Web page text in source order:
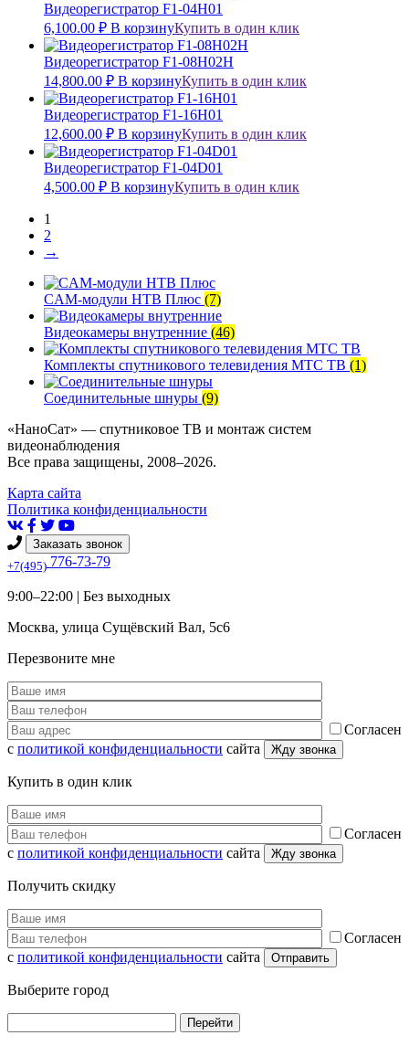
Видеорегистратор F1-04H01
6,100.00 ₽ В корзинуКупить в один клик
Видеорегистратор F1-08H02H
14,800.00 ₽ В корзинуКупить в один клик
Видеорегистратор F1-16H01
12,600.00 ₽ В корзинуКупить в один клик
Видеорегистратор F1-04D01
4,500.00 ₽ В корзинуКупить в один клик
1
2
→
CAM-модули НТВ Плюс (7)
Видеокамеры внутренние (46)
Комплекты спутникового телевидения МТС ТВ (1)
Соединительные шнуры (9)
«НаноСат» — спутниковое ТВ и монтаж систем
видеонаблюдения
Все права защищены, 2008–2026.
Карта сайта
Политика конфиденциальности
Заказать звонок
+7(495) 776-73-79
9:00–22:00 | Без выходных
Москва, улица Сущёвский Вал, 5с6
Перезвоните мне
Согласен
с политикой конфиденциальности сайта
Купить в один клик
Согласен
с политикой конфиденциальности сайта
Получить скидку
Согласен
с политикой конфиденциальности сайта
Выберите город
Перейти